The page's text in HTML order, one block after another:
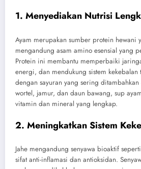
1. Menyediakan Nutrisi
Ayam merupakan sumber protein hewani
mengandung asam amino esensial yang
Protein ini membantu memperbaiki
energi, dan mendukung sistem kekebalan
dengan sayuran yang sering
wortel, jamur, dan daun bawang, sup
vitamin dan mineral yang lengkap.
2. Meningkatkan Sistem
Jahe mengandung senyawa bioaktif
sifat anti-inflamasi dan antioksidan.